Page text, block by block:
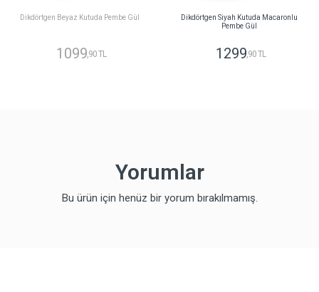
Dikdörtgen Beyaz Kutuda Pembe Gül
1099,90 TL
Dikdörtgen Siyah Kutuda Macaronlu
Pembe Gül
1299,90 TL
Yorumlar
Bu ürün için henüz bir yorum bırakılmamış.